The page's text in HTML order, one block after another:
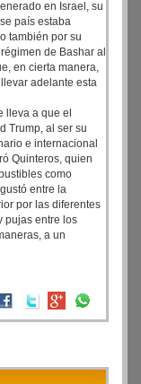
en Israel, su
país estaba
también por su
de Bashar al
en cierta manera,
adelante esta
lleva a que el
Trump, al ser su
e internacional
Quinteros, quien
como
entre la
por las diferentes
pujas entre los
a un